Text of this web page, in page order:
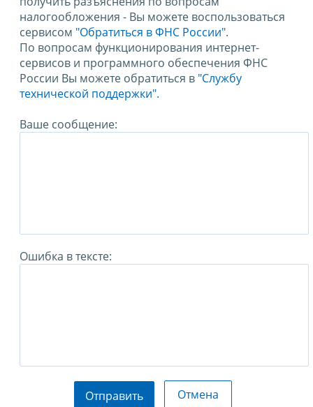
налогообложения - Вы можете воспользоваться
сервисом "Обратиться в ФНС России".
По вопросам функционирования интернет-
сервисов и программного обеспечения ФНС
России Вы можете обратиться в "Службу
технической поддержки".
Ваше сообщение:
Ошибка в тексте:
Отправить Отмена